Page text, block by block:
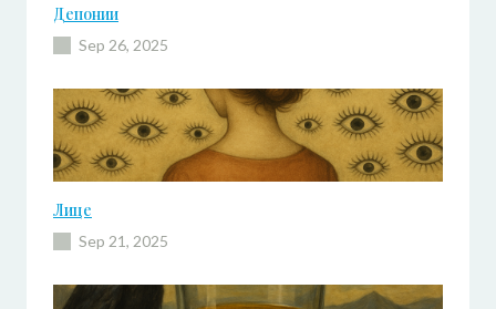
Депонии
Sep 26, 2025
Лице
Sep 21, 2025